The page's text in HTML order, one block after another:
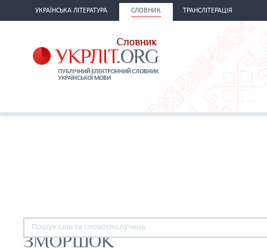
УКРАЇНСЬКА ЛІТЕРАТУРА СЛОВНИК ТРАНСЛІТЕРАЦІЯ
ЗМОРШОК